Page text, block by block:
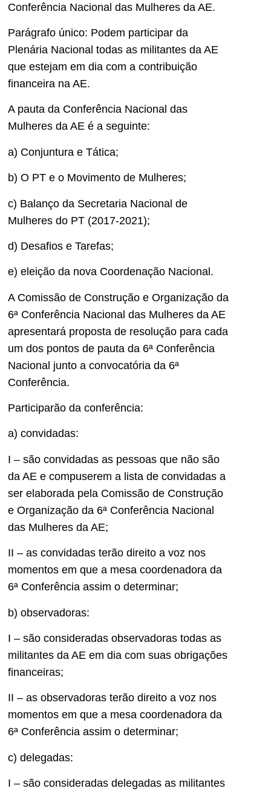
Conferência Nacional das Mulheres da AE.
Parágrafo único: Podem participar da
Plenária Nacional todas as militantes da AE
que estejam em dia com a contribuição
financeira na AE.
A pauta da Conferência Nacional das
Mulheres da AE é a seguinte:
a) Conjuntura e Tática;
b) O PT e o Movimento de Mulheres;
c) Balanço da Secretaria Nacional de
Mulheres do PT (2017-2021);
d) Desafios e Tarefas;
e) eleição da nova Coordenação Nacional.
A Comissão de Construção e Organização da
6ª Conferência Nacional das Mulheres da AE
apresentará proposta de resolução para cada
um dos pontos de pauta da 6ª Conferência
Nacional junto a convocatória da 6ª
Conferência.
Participarão da conferência:
a) convidadas:
I – são convidadas as pessoas que não são
da AE e compuserem a lista de convidadas a
ser elaborada pela Comissão de Construção
e Organização da 6ª Conferência Nacional
das Mulheres da AE;
II – as convidadas terão direito a voz nos
momentos em que a mesa coordenadora da
6ª Conferência assim o determinar;
b) observadoras:
I – são consideradas observadoras todas as
militantes da AE em dia com suas obrigações
financeiras;
II – as observadoras terão direito a voz nos
momentos em que a mesa coordenadora da
6ª Conferência assim o determinar;
c) delegadas:
I – são consideradas delegadas as militantes